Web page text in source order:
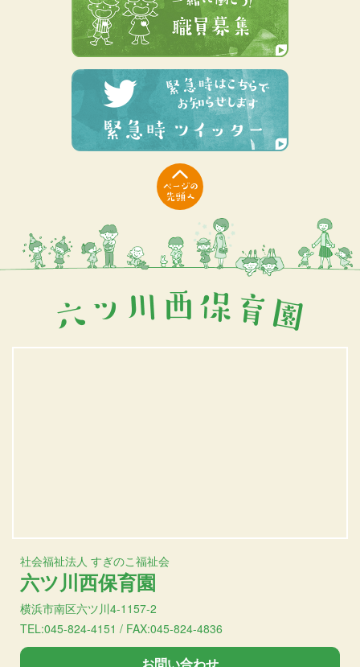
社会福祉法人 すぎのこ福祉会
六ツ川西保育園
横浜市南区六ツ川4-1157-2
TEL:045-824-4151 / FAX:045-824-4836